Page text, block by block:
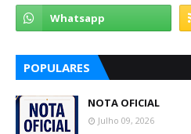
POPULARES
NOTA OFICIAL
Julho 09, 2026